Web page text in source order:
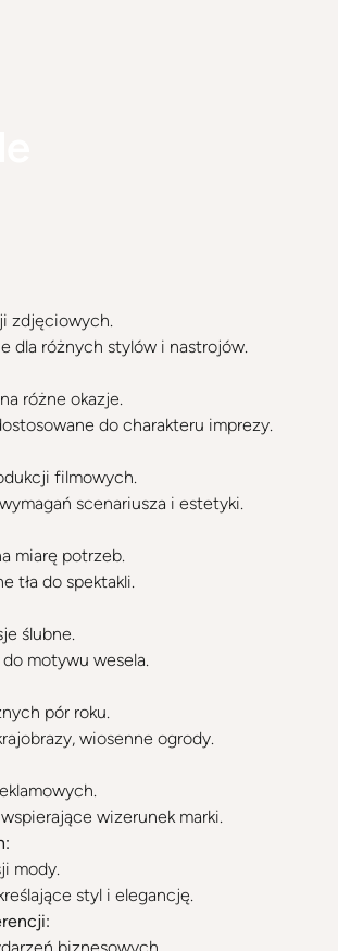
zdjęciowych.
dla różnych stylów i nastrojów.
różne okazje.
do charakteru imprezy.
filmowych.
scenariusza i estetyki.
miarę potrzeb.
tła do spektakli.
ślubne.
motywu wesela.
pór roku.
wiosenne ogrody.
wizerunek marki.
mody.
styl i elegancję.